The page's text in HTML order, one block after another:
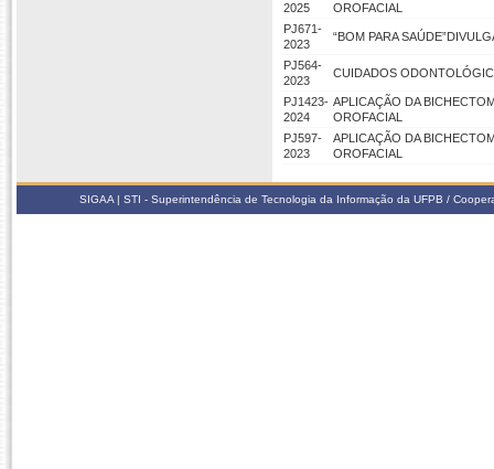
2025
OROFACIAL
PJ671-
2023
“BOM PARA
PJ564-
2023
CUIDADOS
PJ1423-
2024
APLICAÇÃO DA
OROFACIAL
PJ597-
2023
APLICAÇÃO DA
OROFACIAL
SIGAA | STI - Superintendência de Tecnologia da Informação da UFPB /